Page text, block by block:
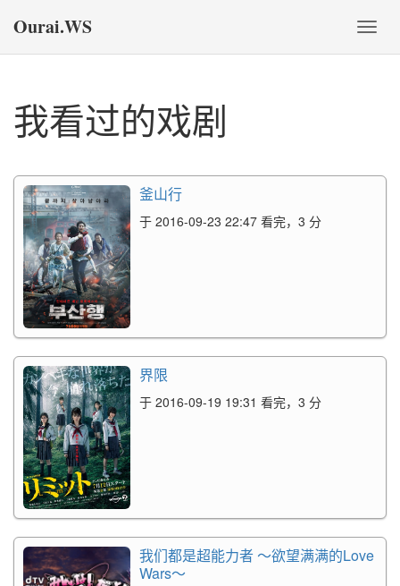
切
换
Ourai.WS
我看过的戏剧
釜山行
于 2016-09-23 22:47 看完，3 分
界限
于 2016-09-19 19:31 看完，3 分
我们都是超能力者 ～欲望满满的Love
Wars～